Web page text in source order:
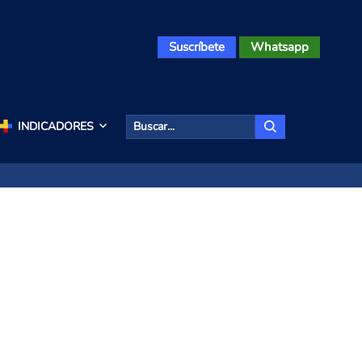
Suscríbete Whatsapp
INDICADORES